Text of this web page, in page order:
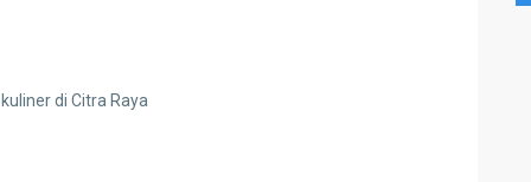
di Citra Raya